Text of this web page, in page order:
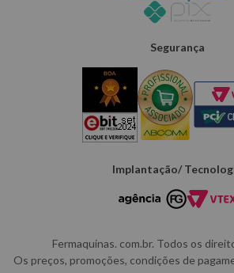
Segurança
Implantação/
Fermaquinas. com.br. Todos os
Os preços, promoções, condições de